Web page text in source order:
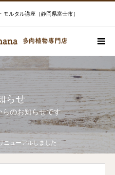
ルタル講座（静岡県富士市）
らせ
らのお知らせです
ニューアルしました